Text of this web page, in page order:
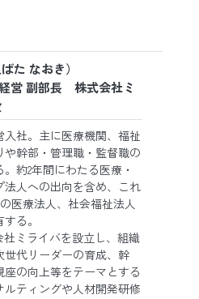
た なおき）
営 副部長 株式会社ミ
入社。主に医療機関、福祉
や幹部・管理職・監督職の
約2年間にわたる医療・
法人への出向を含め、これ
医療法人、社会福祉法人
る。
社ミライバを設立し、組織
世代リーダーの育成、幹
の向上等をテーマとする
ルティングや人材開発研修